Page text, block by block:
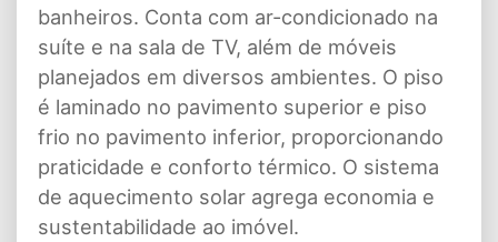
banheiros. Conta com ar-condicionado na
suíte e na sala de TV, além de móveis
planejados em diversos ambientes. O piso
é laminado no pavimento superior e piso
frio no pavimento inferior, proporcionando
praticidade e conforto térmico. O sistema
de aquecimento solar agrega economia e
sustentabilidade ao imóvel.